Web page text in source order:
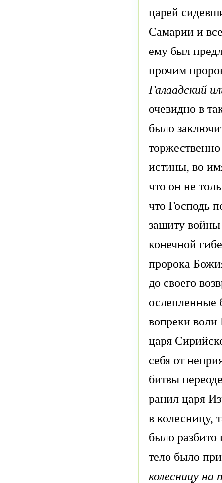
царей
Самарии и
ему был
прочим
Галаадский
очевидно в
было
истины, во
что он не
что Господь
защиту войны
конечной
пророка
до своего
ослепленные
вопреки
царя
себя от
битвы
ранил царя
в колесницу,
было разбито
тело было
колесницу на